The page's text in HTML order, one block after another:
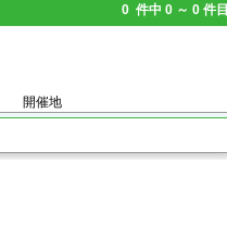
0 件中 0 ～ 0 件目
開催地